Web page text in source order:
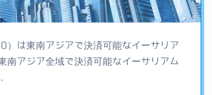
）は東南アジアで決済可能なイーサリア
南アジア全域で決済可能なイーサリアム